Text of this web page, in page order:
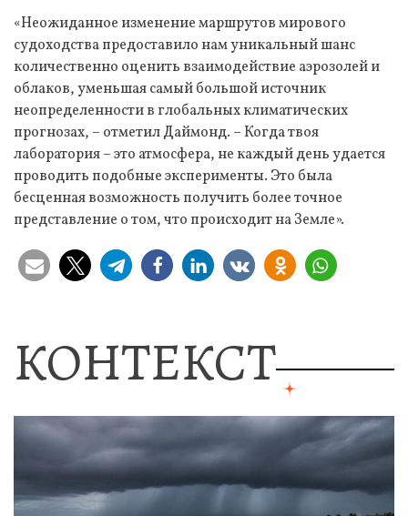
«Неожиданное изменение маршрутов мирового
судоходства предоставило нам уникальный шанс
количественно оценить взаимодействие аэрозолей и
облаков, уменьшая самый большой источник
неопределенности в глобальных климатических
прогнозах, – отметил Даймонд. – Когда твоя
лаборатория – это атмосфера, не каждый день удается
проводить подобные эксперименты. Это была
бесценная возможность получить более точное
представление о том, что происходит на Земле».
КОНТЕКСТ